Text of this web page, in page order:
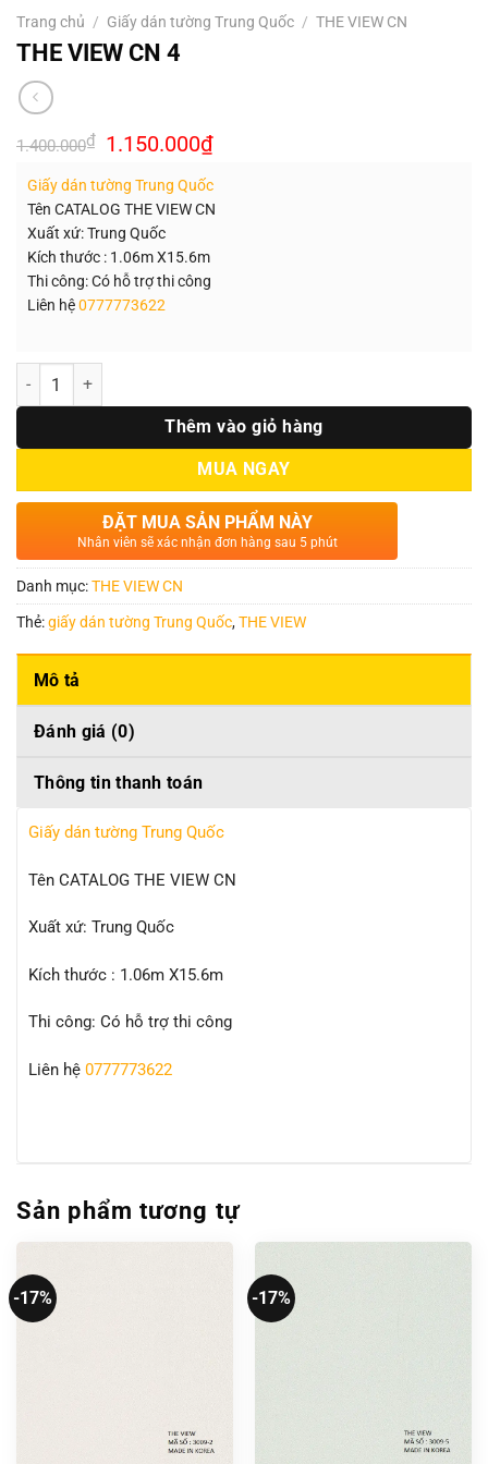
Trang chủ / Giấy dán tường Trung Quốc / THE VIEW CN
THE VIEW CN 4
1.400.000₫ Giá
gốc
1.400.000₫.
1.150.000₫Giá
hiện
là:
1.150.000₫.
Giấy dán tường Trung Quốc
Tên CATALOG THE VIEW CN
Xuất xứ: Trung Quốc
Kích thước : 1.06m X15.6m
Thi công: Có hỗ trợ thi công
Liên hệ0777773622
Số lượng
Thêm vào giỏ hàng
MUA NGAY
ĐẶT MUA SẢN PHẨM NÀY
Nhân viên sẽ xác nhận đơn hàng sau 5 phút
Danh mục:THE VIEW CN
Thẻ:giấy dán tường Trung Quốc,THE VIEW
Mô tả
Đánh giá (0)
Thông tin thanh toán
Giấy dán tường Trung Quốc
Tên CATALOG THE VIEW CN
Xuất xứ: Trung Quốc
Kích thước : 1.06m X15.6m
Thi công: Có hỗ trợ thi công
Liên hệ 0777773622
Sản phẩm tương tự
-17% -17%